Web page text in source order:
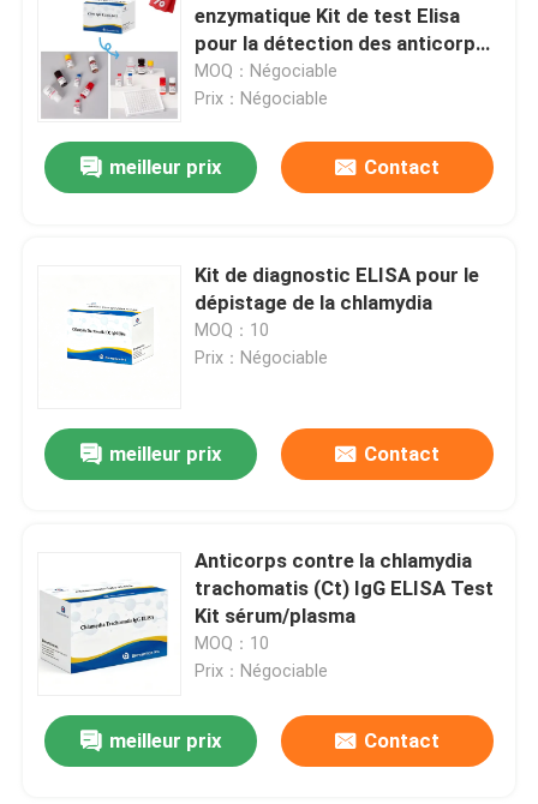
enzymatique Kit de test Elisa
pour la détection des anticorps
CMV contre le cytomégalovirus
MOQ：Négociable
Prix：Négociable
meilleur prix Contact
Kit de diagnostic ELISA pour le
dépistage de la chlamydia
MOQ：10
Prix：Négociable
meilleur prix Contact
Anticorps contre la chlamydia
trachomatis (Ct) IgG ELISA Test
Kit sérum/plasma
MOQ：10
Prix：Négociable
meilleur prix Contact